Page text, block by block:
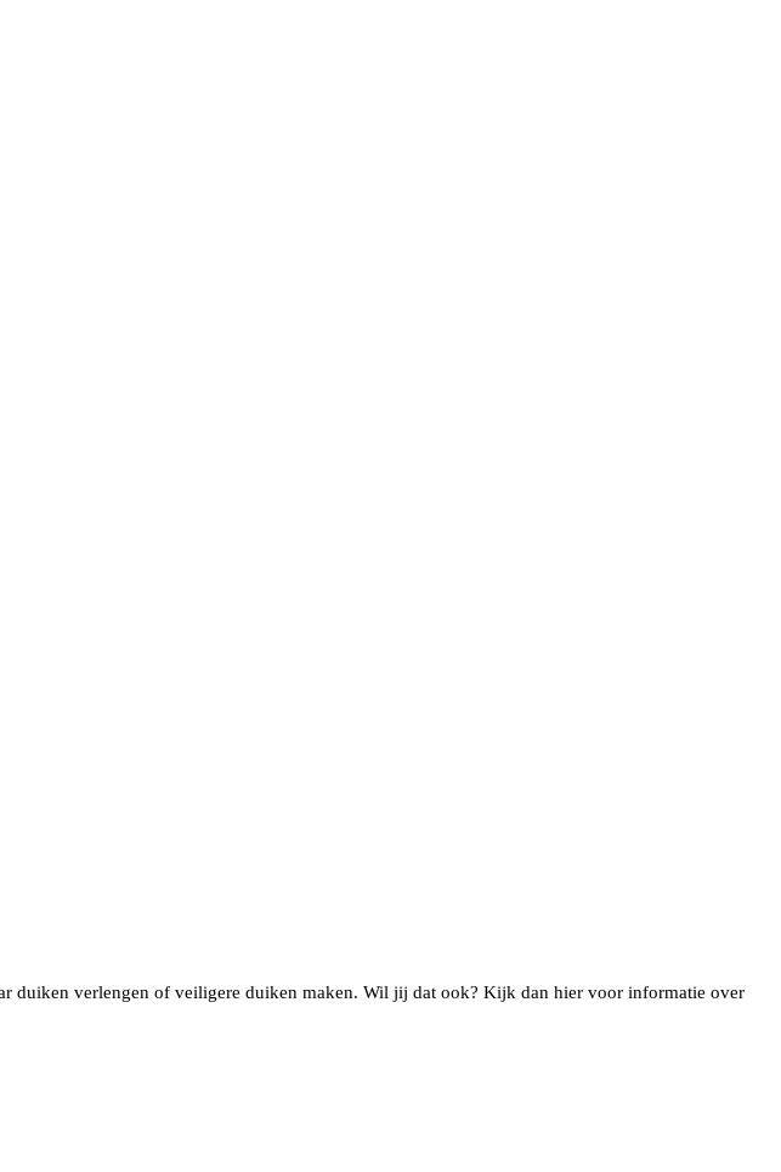
duiken verlengen of veiligere duiken maken. Wil jij dat ook? Kijk dan hier voor informatie over